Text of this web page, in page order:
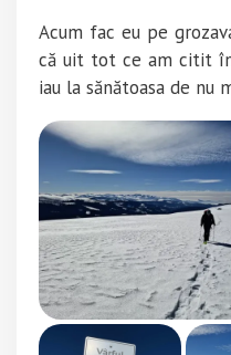
Acum fac eu pe
că uit tot ce am citit
iau la sănătoasa de nu